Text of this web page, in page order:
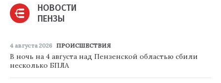
НОВОСТИ
ПЕНЗЫ
4 августа 2026 ПРОИСШЕСТВИЯ
В ночь на 4 августа над Пензенской областью сбили
несколько БПЛА